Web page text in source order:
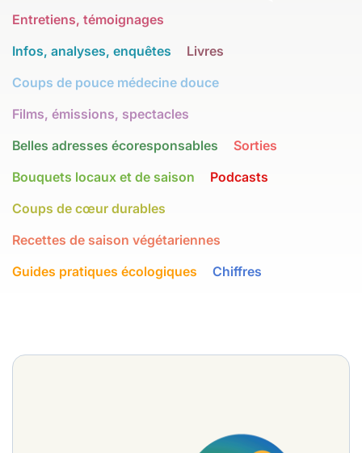
Entretiens, témoignages
Infos, analyses, enquêtes
Livres
Coups de pouce médecine douce
Films, émissions, spectacles
Belles adresses écoresponsables
Sorties
Bouquets locaux et de saison
Podcasts
Coups de cœur durables
Recettes de saison végétariennes
Guides pratiques écologiques
Chiffres